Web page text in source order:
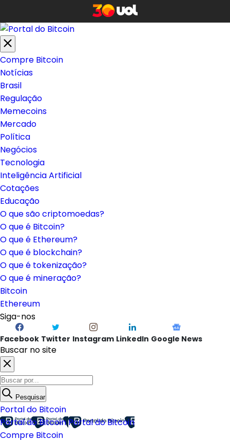
Compre Bitcoin
Notícias
Brasil
Regulação
Memecoins
Mercado
Política
Negócios
Tecnologia
Inteligência Artificial
Cotações
Educação
O que são criptomoedas?
O que é Bitcoin?
O que é Ethereum?
O que é blockchain?
O que é tokenização?
O que é mineração?
Bitcoin
Ethereum
Siga-nos
Facebook Twitter Instagram LinkedIn Google News
Buscar no site
Pesquisar
Portal do Bitcoin
Portal do BitcoinPortal do Bitcoin
Compre Bitcoin